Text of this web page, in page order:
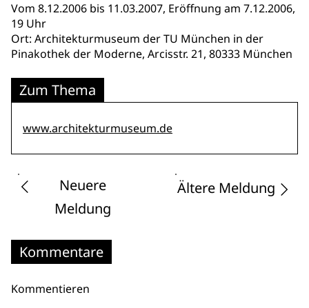
Vom 8.12.2006 bis 11.03.2007, Eröffnung am 7.12.2006,
19 Uhr
Ort: Architekturmuseum der TU München in der
Pinakothek der Moderne, Arcisstr. 21, 80333 München
Zum Thema
www.architekturmuseum.de
Neuere
Meldung
Ältere Meldung
Kommentare
Kommentieren